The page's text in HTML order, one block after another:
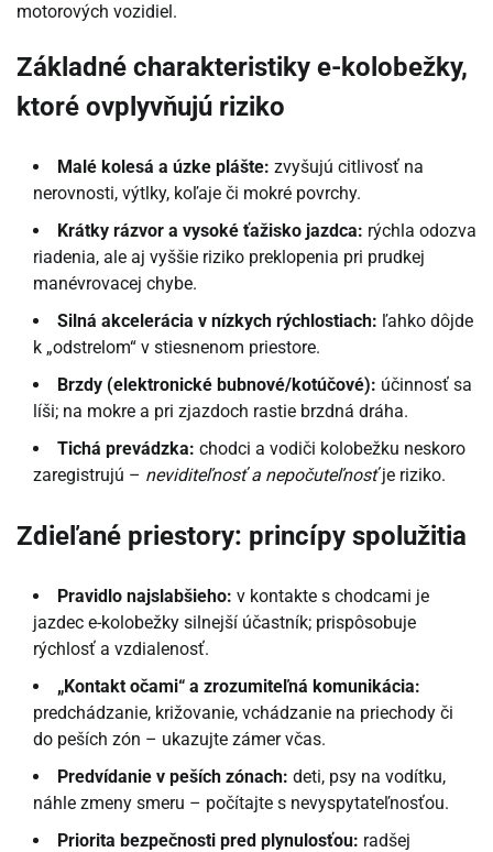
motorových vozidiel.
Základné charakteristiky e-kolobežky,
ktoré ovplyvňujú riziko
Malé kolesá a úzke plášte: zvyšujú citlivosť na
nerovnosti, výtlky, koľaje či mokré povrchy.
Krátky rázvor a vysoké ťažisko jazdca: rýchla odozva
riadenia, ale aj vyššie riziko preklopenia pri prudkej
manévrovacej chybe.
Silná akcelerácia v nízkych rýchlostiach: ľahko dôjde
k „odstrelom“ v stiesnenom priestore.
Brzdy (elektronické bubnové/kotúčové): účinnosť sa
líši; na mokre a pri zjazdoch rastie brzdná dráha.
Tichá prevádzka: chodci a vodiči kolobežku neskoro
zaregistrujú – neviditeľnosť a nepočuteľnosťje riziko.
Zdieľané priestory: princípy spolužitia
Pravidlo najslabšieho: v kontakte s chodcami je
jazdec e-kolobežky silnejší účastník; prispôsobuje
rýchlosť a vzdialenosť.
„Kontakt očami“ a zrozumiteľná komunikácia:
predchádzanie, križovanie, vchádzanie na priechody či
do peších zón – ukazujte zámer včas.
Predvídanie v peších zónach: deti, psy na vodítku,
náhle zmeny smeru – počítajte s nevyspytateľnosťou.
Priorita bezpečnosti pred plynulosťou: radšej